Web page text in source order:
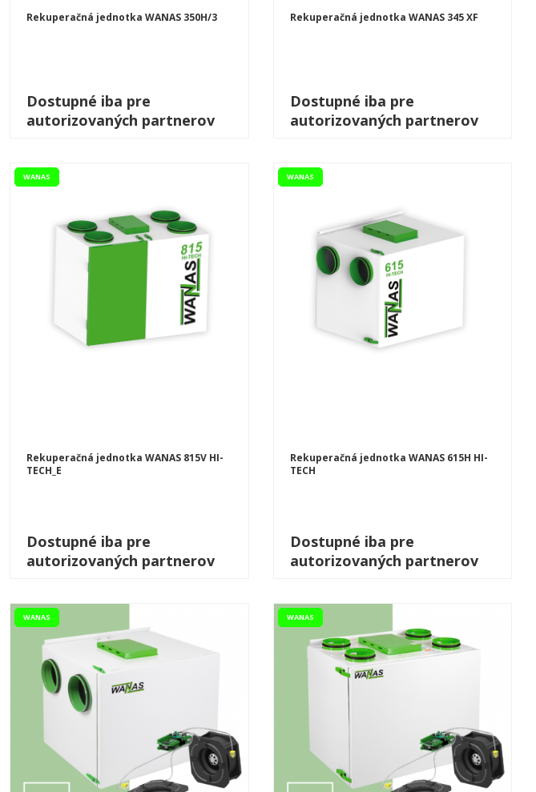
Rekuperačná jednotka WANAS 350H/3
Dostupné iba pre
autorizovaných partnerov
Rekuperačná jednotka WANAS 345 XF
Dostupné iba pre
autorizovaných partnerov
WANAS
Rekuperačná jednotka WANAS 815V HI-
TECH_E
Dostupné iba pre
autorizovaných partnerov
WANAS
Rekuperačná jednotka WANAS 615H HI-
TECH
Dostupné iba pre
autorizovaných partnerov
WANAS WANAS